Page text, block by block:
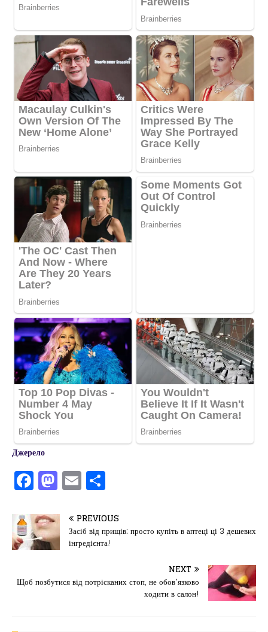
Джерело
F
a
c
e
b
o
o
M
a
st
o
d
o
n
E
m
ai
l
іл
и
т
ис
я
PREVIOUS
Засіб від прищів: просто купіть в аптеці ці 3 дешевих
інгредієнта!
NEXT
Щоб позбутися від потрісканих стоп, не обов’язково
ходити в салон!